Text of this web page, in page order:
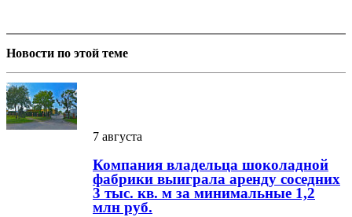
Новости по этой теме
7 августа
Компания владельца шоколадной
фабрики выиграла аренду соседних
3 тыс. кв. м за минимальные 1,2
млн руб.